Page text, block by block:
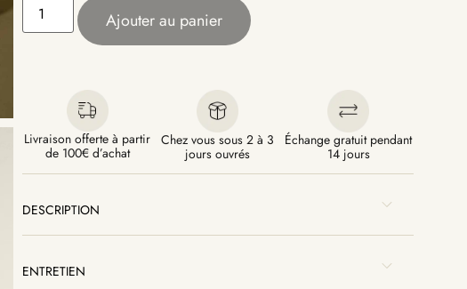
Ajouter au panier
Livraison offerte à partir
de 100€ d’achat
Chez vous sous 2 à 3
jours ouvrés
Échange gratuit pendant
14 jours
DESCRIPTION
ENTRETIEN